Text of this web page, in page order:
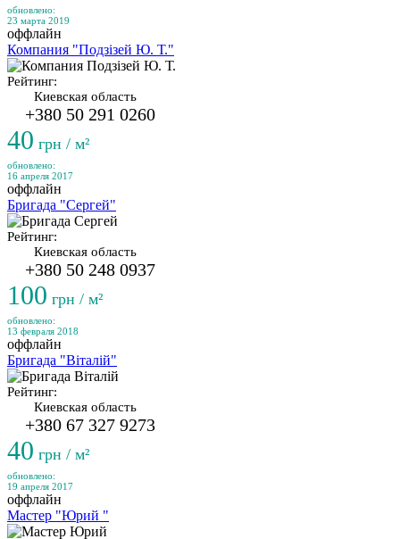
обновлено:
23 марта 2019
оффлайн
Компания "Подзізей Ю. Т."
Рейтинг:
Киевская область
+380 50 291 0260
40 грн / м²
обновлено:
16 апреля 2017
оффлайн
Бригада "Сергей"
Рейтинг:
Киевская область
+380 50 248 0937
100 грн / м²
обновлено:
13 февраля 2018
оффлайн
Бригада "Віталій"
Рейтинг:
Киевская область
+380 67 327 9273
40 грн / м²
обновлено:
19 апреля 2017
оффлайн
Мастер "Юрий "